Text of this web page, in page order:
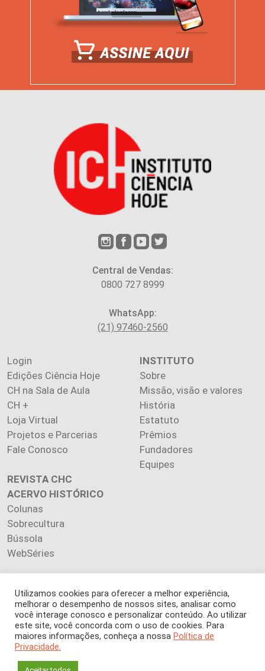
Central de Vendas:
0800 727 8999
WhatsApp:
(21) 97460-2560
Login
Edições Ciência Hoje
CH na Sala de Aula
CH +
Loja Virtual
Projetos e Parcerias
Fale Conosco
INSTITUTO
Sobre
Missão, visão e valores
História
Estatuto
Prêmios
Fundadores
Equipes
REVISTA CHC
ACERVO HISTÓRICO
Colunas
Sobrecultura
Bússola
WebSéries
Copyright 2026 INSTITUTO CIÊNCIA HOJE. Todos os direitos
reservados.
Os artigos publicados na revista refletem exclusivamente a
É proibida a reprodução, integral ou parcial, do conteúdo (imagens
Utilizamos cookies para oferecer a melhor experiência,
melhorar o desempenho de nossos sites, analisar como
você interage conosco e personalizar conteúdo. Ao utilizar
este site, você concorda com o uso de cookies. Para
maiores informações, conheça a nossa Política de
Privacidade.